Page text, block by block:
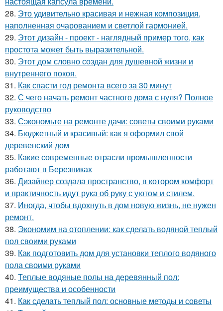
28. Это удивительно красивая и нежная композиция,
наполненная очарованием и светлой гармонией.
29. Этот дизайн - проект - наглядный пример того, как
простота может быть выразительной.
30. Этот дом словно создан для душевной жизни и
внутреннего покоя.
31. Как спасти год ремонта всего за 30 минут
32. С чего начать ремонт частного дома с нуля? Полное
руководство
33. Сэкономьте на ремонте дачи: советы своими руками
34. Бюджетный и красивый: как я оформил свой
деревенский дом
35. Какие современные отрасли промышленности
работают в Березниках
36. Дизайнер создала пространство, в котором комфорт
и практичность идут рука об руку с уютом и стилем.
37. Иногда, чтобы вдохнуть в дом новую жизнь, не нужен
ремонт.
38. Экономим на отоплении: как сделать водяной теплый
пол своими руками
39. Как подготовить дом для установки теплого водяного
пола своими руками
40. Теплые водяные полы на деревянный пол:
преимущества и особенности
41. Как сделать теплый пол: основные методы и советы